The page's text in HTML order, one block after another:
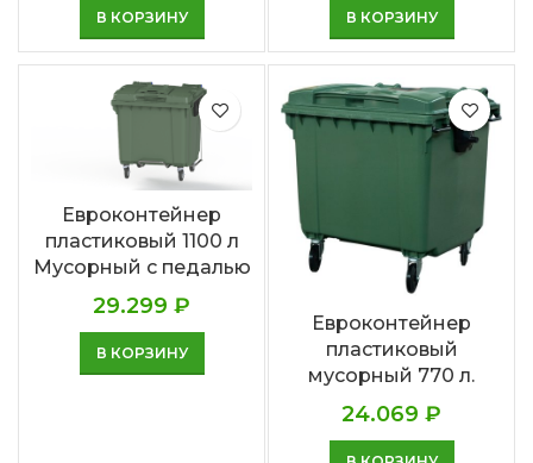
В КОРЗИНУ В КОРЗИНУ
Евроконтейнер
пластиковый 1100 л
Мусорный с педалью
29.299 ₽
В КОРЗИНУ
Евроконтейнер
пластиковый
мусорный 770 л.
24.069 ₽